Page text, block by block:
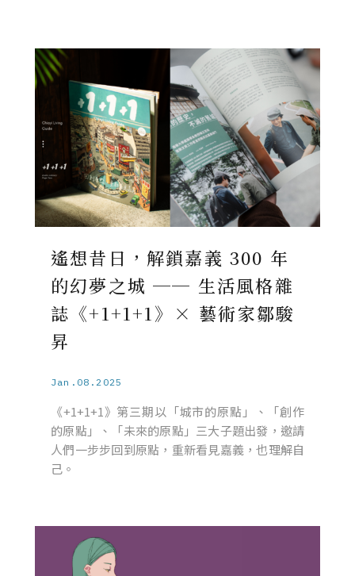
遙想昔日，解鎖嘉義 300 年
的幻夢之城 ── 生活風格雜
誌《+1+1+1》× 藝術家鄒駿
昇
Jan.08.2025
《+1+1+1》第三期以「城市的原點」、「創作
的原點」、「未來的原點」三大子題出發，邀請
人們一步步回到原點，重新看見嘉義，也理解自
己。